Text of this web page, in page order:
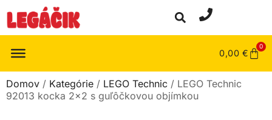
0,00 €
0
Domov / Kategórie / LEGO Technic / LEGO Technic
92013 kocka 2×2 s guľôčkovou objímkou